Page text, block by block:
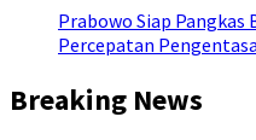
Prabowo Siap
Percepatan
Breaking News